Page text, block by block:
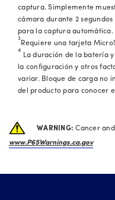
captura. Simplemente
cámara durante 2
para la captura automática.
3
Requiere una tarjeta
4
La duración de la batería
la configuración y otros
variar. Bloque de carga no
del producto para conocer
WARNING:Cancer
www.P65Warnings.ca.gov